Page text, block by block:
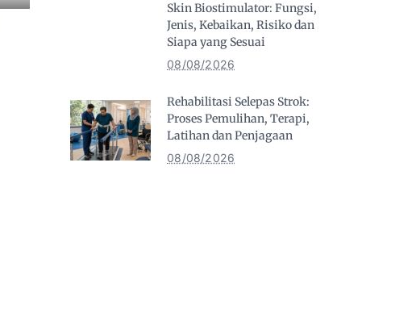
Skin Biostimulator: Fungsi,
Jenis, Kebaikan, Risiko dan
Siapa yang Sesuai
08/08/2026
Rehabilitasi Selepas Strok:
Proses Pemulihan, Terapi,
Latihan dan Penjagaan
08/08/2026